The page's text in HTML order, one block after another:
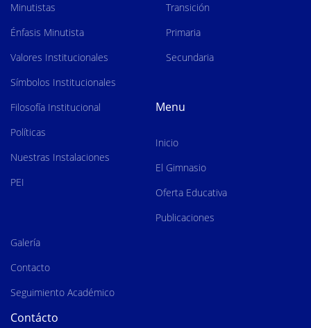
Minutistas
Énfasis Minutista
Valores Institucionales
Símbolos Institucionales
Filosofía Institucional
Políticas
Nuestras Instalaciones
PEI
Transición
Primaria
Secundaria
Menu
Inicio
El Gimnasio
Oferta Educativa
Publicaciones
Galería
Contacto
Seguimiento Académico
Contácto